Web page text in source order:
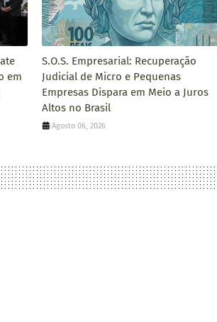
em
S.O.S. Empresarial: Recuperação
Judicial de Micro e Pequenas
Empresas Dispara em Meio a Juros
Altos no Brasil
Agosto 06, 2026